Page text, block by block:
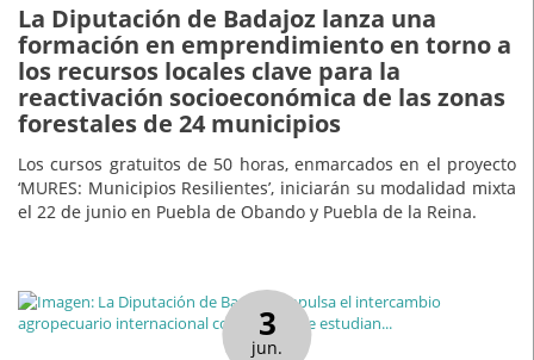
La Diputación de Badajoz lanza una
formación en emprendimiento en torno a
los recursos locales clave para la
reactivación socioeconómica de las zonas
forestales de 24 municipios
Los cursos gratuitos de 50 horas, enmarcados en el proyecto
‘MURES: Municipios Resilientes’, iniciarán su modalidad mixta
el 22 de junio en Puebla de Obando y Puebla de la Reina.
3
jun.